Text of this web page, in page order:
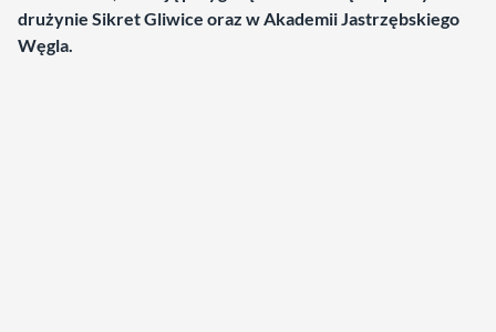
drużynie Sikret Gliwice oraz w Akademii Jastrzębskiego
Węgla.